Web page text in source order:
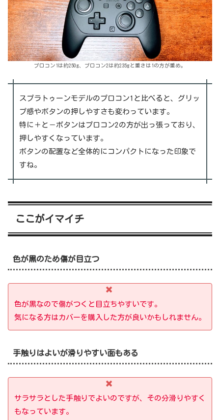
プロコン1は約250g、プロコン2は約235gと重さは1の方が重め。
スプラトゥーンモデルのプロコン1と比べると、グリッ
プ感やボタンの押しやすさも変わっています。
特に＋と－ボタンはプロコン2の方が出っ張っており、
押しやすくなっています。
ボタンの配置など全体的にコンパクトになった印象で
すね。
ここがイマイチ
色が黒のため傷が目立つ
色が黒なので傷がつくと目立ちやすいです。
気になる方はカバーを購入した方が良いかもしれません。
手触りはよいが滑りやすい面もある
サラサラとした手触りでよいのですが、その分滑りやすく
もなっています。